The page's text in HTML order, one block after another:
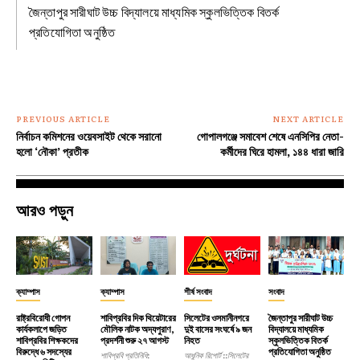
জৈন্তাপুর সারীঘাট উচ্চ বিদ্যালয়ে মাধ্যমিক স্কুলভিত্তিক বিতর্ক
প্রতিযোগিতা অনুষ্ঠিত
PREVIOUS ARTICLE
নির্বাচন কমিশনের ওয়েবসাইট থেকে সরানো
হলো ‘নৌকা’ প্রতীক
NEXT ARTICLE
গোপালগঞ্জে সমাবেশ শেষে এনসিপির নেতা-
কর্মীদের ঘিরে হামলা, ১৪৪ ধারা জারি
আরও পড়ুন
ক্যাম্পাস
রাষ্ট্রবিরোধী গোপন
কার্যকলাপে জড়িত
শাবিপ্রবির শিক্ষকদের
বিরুদ্ধে ৬ সদস্যের
ক্যাম্পাস
শাবিপ্রবির দিক থিয়েটারের
মৌলিক নাটক অদ্যপুরাণ,
প্রদর্শনী শুরু ২৭ আগস্ট
শাবিপ্রবি প্রতিনিধি:
শীর্ষ সংবাদ
সিলেটের ওসমানীনগরে
দুই বাসের সংঘর্ষে ৯ জন
নিহত
আধুনিক রিপোর্ট ::সিলেটের
সংবাদ
জৈন্তাপুর সারীঘাট উচ্চ
বিদ্যালয়ে মাধ্যমিক
স্কুলভিত্তিক বিতর্ক
প্রতিযোগিতা অনুষ্ঠিত